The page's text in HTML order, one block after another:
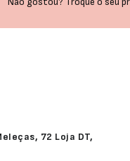
72 Loja DT,